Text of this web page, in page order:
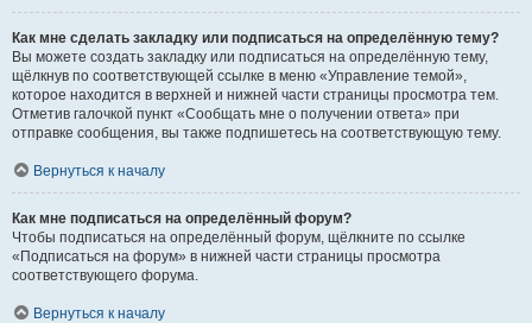
Как мне сделать закладку или подписаться на определённую тему?
Вы можете создать закладку или подписаться на определённую тему,
щёлкнув по соответствующей ссылке в меню «Управление темой»,
которое находится в верхней и нижней части страницы просмотра тем.
Отметив галочкой пункт «Сообщать мне о получении ответа» при
отправке сообщения, вы также подпишетесь на соответствующую тему.
Вернуться к началу
Как мне подписаться на определённый форум?
Чтобы подписаться на определённый форум, щёлкните по ссылке
«Подписаться на форум» в нижней части страницы просмотра
соответствующего форума.
Вернуться к началу